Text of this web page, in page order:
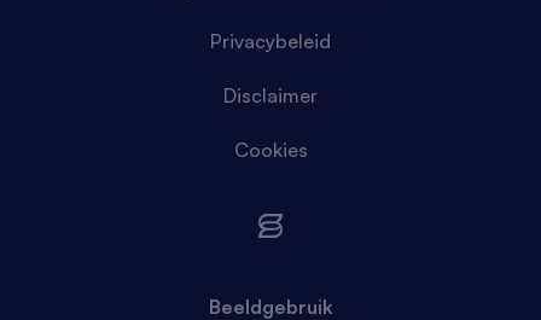
Privacybeleid
Disclaimer
Cookies
Beeldgebruik